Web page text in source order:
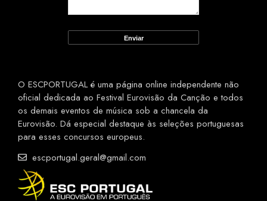
O ESCPORTUGAL é uma página online independente não
oficial dedicada ao Festival Eurovisão da Canção e todos
os demais eventos de música sob a chancela da
Eurovisão. Dá especial destaque às seleções portuguesas
para esses concursos europeus.
escportugal.geral@gmail.com